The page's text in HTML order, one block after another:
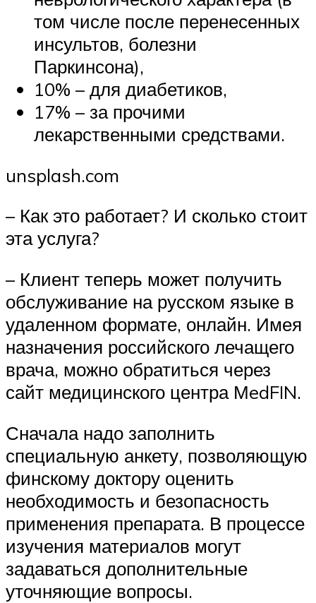
том числе после перенесенных
инсультов, болезни
Паркинсона),
10% – для диабетиков,
17% – за прочими
лекарственными средствами.
unsplash.com
– Как это работает? И сколько стоит
эта услуга?
– Клиент теперь может получить
обслуживание на русском языке в
удаленном формате, онлайн. Имея
назначения российского лечащего
врача, можно обратиться через
сайт медицинского центра МedFIN.
Сначала надо заполнить
специальную анкету, позволяющую
финскому доктору оценить
необходимость и безопасность
применения препарата. В процессе
изучения материалов могут
задаваться дополнительные
уточняющие вопросы.